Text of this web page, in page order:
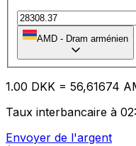
AMD - Dram arménien
1.00 DKK = 56,61674
Taux interbancaire à
Envoyer de l'argent